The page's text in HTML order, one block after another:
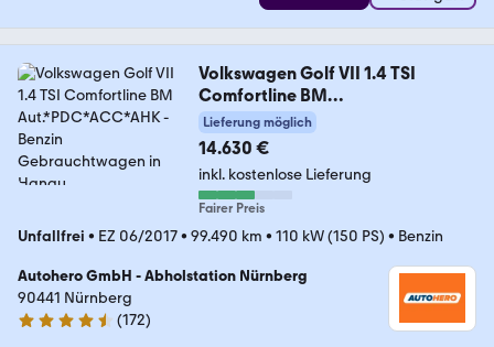
Volkswagen Golf VII 1.4 TSI
Comfortline BM
Aut.*PDC*ACC*AHK
Lieferung möglich
14.630 €
inkl. kostenlose Lieferung
Fairer Preis
Unfallfrei • EZ 06/2017• 99.490 km • 110 kW (150 PS) • Benzin
Autohero GmbH - Abholstation Nürnberg
90441 Nürnberg
4.5 Sterne
(172)